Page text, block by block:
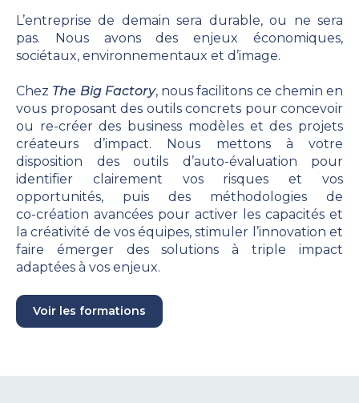
L’entreprise de demain sera durable, ou ne sera
pas. Nous avons des enjeux économiques,
sociétaux, environnementaux et d’image.
Chez The Big Factory, nous facilitons ce chemin en
vous proposant des outils concrets pour concevoir
ou re-créer des business modèles et des projets
créateurs d’impact. Nous mettons à votre
disposition des outils d’auto‑évaluation pour
identifier clairement vos risques et vos
opportunités, puis des méthodologies de
co‑création avancées pour activer les capacités et
la créativité de vos équipes, stimuler l’innovation et
faire émerger des solutions à triple impact
adaptées à vos enjeux.
Voir les formations